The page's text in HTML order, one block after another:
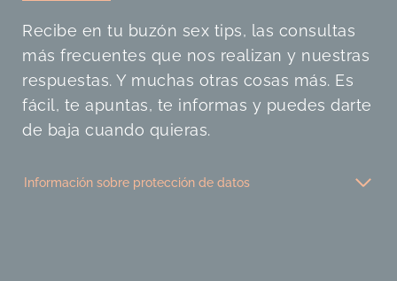
Recibe en tu buzón sex tips, las consultas
más frecuentes que nos realizan y nuestras
respuestas. Y muchas otras cosas más. Es
fácil, te apuntas, te informas y puedes darte
de baja cuando quieras.
Información sobre protección de datos